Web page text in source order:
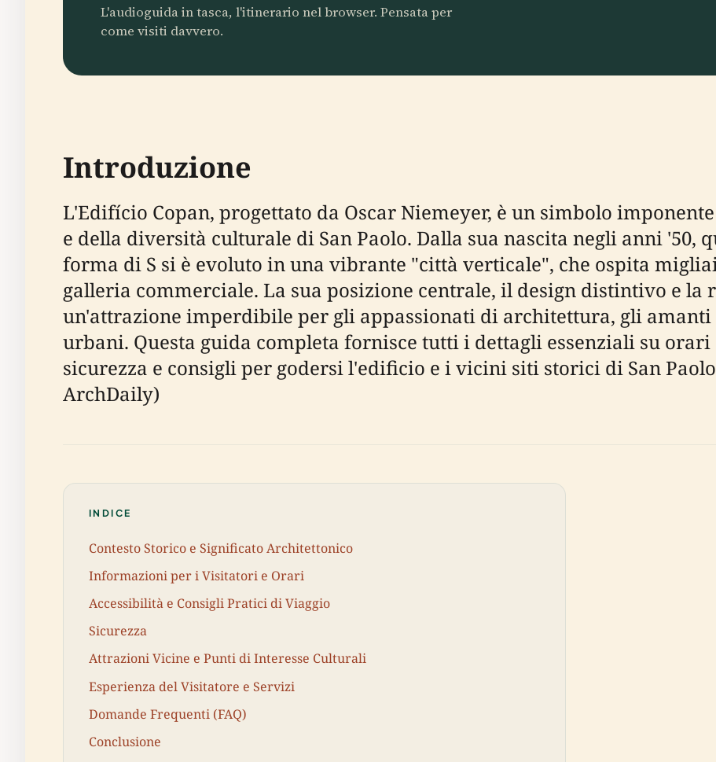
L'audioguida in tasca, l'itinerario nel browser. Pensata per
come visiti davvero.
Introduzione
L'Edifício Copan, progettato da Oscar Niemeyer, è un simbolo
e della diversità culturale di San Paolo. Dalla sua nascita negli anni '50,
forma di S si è evoluto in una vibrante "città verticale", che ospita
galleria commerciale. La sua posizione centrale, il design distintivo e la
un'attrazione imperdibile per gli appassionati di architettura, gli
urbani. Questa guida completa fornisce tutti i dettagli essenziali su
sicurezza e consigli per godersi l'edificio e i vicini siti storici di San
ArchDaily)
INDICE
Contesto Storico e Significato Architettonico
Informazioni per i Visitatori e Orari
Accessibilità e Consigli Pratici di Viaggio
Sicurezza
Attrazioni Vicine e Punti di Interesse Culturali
Esperienza del Visitatore e Servizi
Domande Frequenti (FAQ)
Conclusione